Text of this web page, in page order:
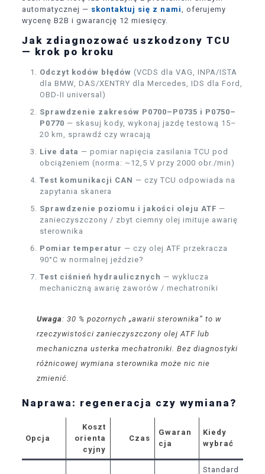
automatycznej — skontaktuj się z nami, oferujemy
wycenę B2B i gwarancję 12 miesięcy.
Jak zdiagnozować uszkodzony TCU
— krok po kroku
Odczyt kodów błędów (VCDS dla VAG, INPA/ISTA
dla BMW, DAS/XENTRY dla Mercedes, IDS dla Ford,
OBD-II universal)
Sprawdzenie zakresów P0700–P0735 i P0750–
P0770 — skasuj kody, wykonaj jazdę testową 15–
20 km, sprawdź czy wracają
Live data — pomiar napięcia zasilania TCU pod
obciążeniem (norma: ~12,5 V przy 2000 obr./min)
Test komunikacji CAN — czy TCU odpowiada na
zapytania skanera
Sprawdzenie poziomu i jakości oleju ATF —
zanieczyszczony / zbyt ciemny olej imituje awarię
sterownika
Pomiar temperatur — czy olej ATF przekracza
90°C w normalnej jeździe?
Test ciśnień hydraulicznych — wyklucza
mechaniczną awarię zaworów / mechatroniki
Uwaga: 30 % pozornych „awarii sterownika” to w
rzeczywistości zanieczyszczony olej ATF lub
mechaniczna usterka mechatroniki. Bez diagnostyki
różnicowej wymiana sterownika może nic nie
zmienić.
Naprawa: regeneracja czy wymiana?
Opcja
Koszt
orienta
cyjny
Czas
Gwaran
cja
Kiedy
wybrać
Standard